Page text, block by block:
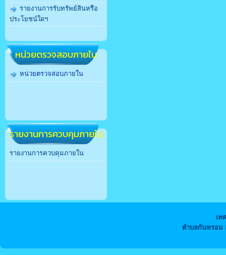
รายงานการรับทรัพย์สินหรือ
ประโยชน์ใดฯ
หน่วยตรวจสอบภายใน
หน่วยตรวจสอบภายใน
รายงานการควบคุมภายใน
รายงานการควบคุมภายใน
เท
ตำบลกันทรอม